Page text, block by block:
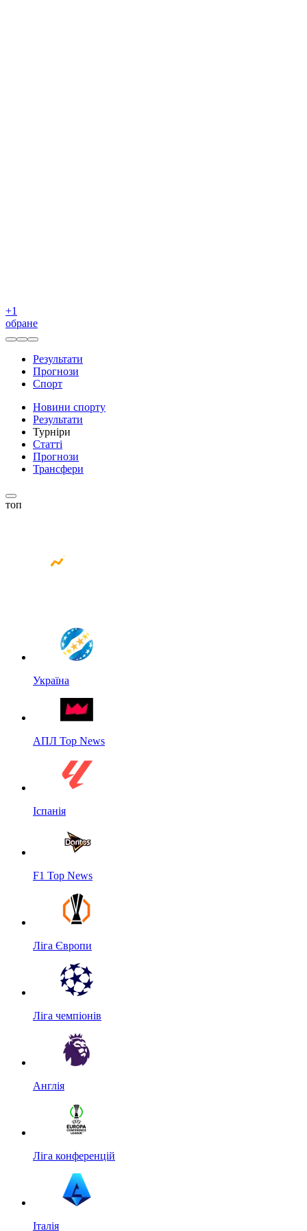
+1
обране
Результати
Прогнози
Спорт
Новини спорту
Результати
Турніри
Статті
Прогнози
Трансфери
топ
Україна
АПЛ Top News
Іспанія
F1 Top News
Ліга Європи
Ліга чемпіонів
Англія
Ліга конференцій
Італія